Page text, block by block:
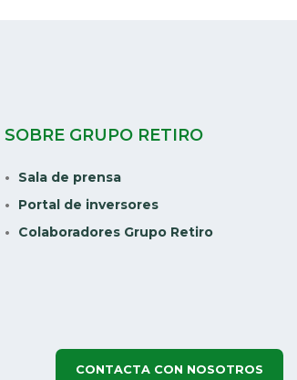
SOBRE GRUPO RETIRO
Sala de prensa
Portal de inversores
Colaboradores Grupo Retiro
CONTACTA CON NOSOTROS